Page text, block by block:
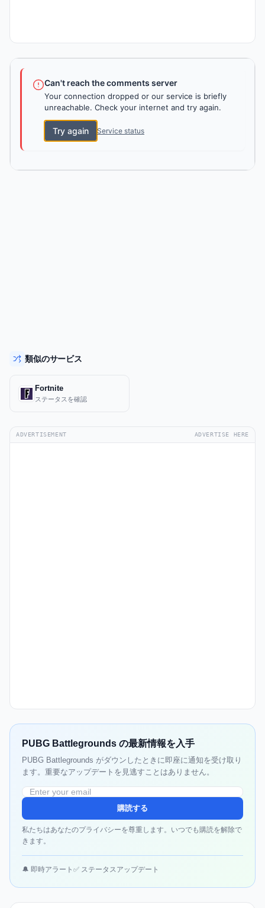
Can't reach the comments server
Your connection dropped or our service is briefly
unreachable. Check your internet and try again.
Try again Service status
類似のサービス
Fortnite
ステータスを確認
ADVERTISEMENT ADVERTISE HERE
PUBG Battlegrounds の最新情報を入手
PUBG Battlegrounds がダウンしたときに即座に通知を受け取り
ます。重要なアップデートを見逃すことはありません。
購読する
私たちはあなたのプライバシーを尊重します。いつでも購読を解除で
きます。
🔔 即時アラート ✅ ステータスアップデート